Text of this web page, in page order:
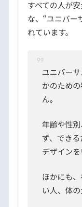
すべての人が
な、“ユニバー
れています。
ユニバー
かのため
ん。
年齢や性
ず、でき
デザインを
ほかにも
い人、体